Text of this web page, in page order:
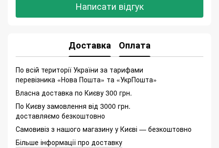
Написати відгук
Доставка Оплата
По всій території України за тарифами
перевізника «Нова Пошта» та «УкрПошта»
Власна доставка по Києву 300 грн.
По Києву замовлення від 3000 грн.
доставляємо безкоштовно
Самовивіз з нашого магазину у Києві — безкоштовно
Більше інформації про доставку